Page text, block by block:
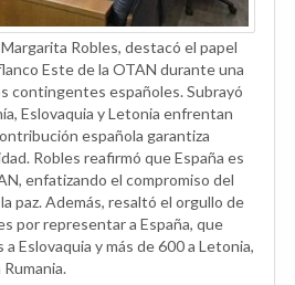
Robles, destacó el papel
Este de la OTAN durante una
contingentes españoles. Subrayó
Eslovaquia y Letonia enfrentan
española garantiza
Robles reafirmó que España es
enfatizando el compromiso del
paz. Además, resaltó el orgullo de
por representar a España, que
Eslovaquia y más de 600 a Letonia,